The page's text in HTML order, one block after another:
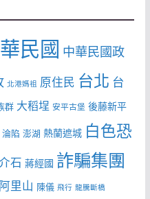
民國 中華民國政
北港媽祖 原住民 台北 台
群 大稻埕 安平古堡 後藤新平
淪陷 澎湖 熱蘭遮城 白色恐
石 蔣經國 詐騙集團
阿里山 陳儀 飛行 龍騰斷橋